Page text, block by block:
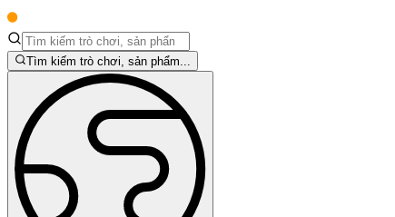
Tìm kiếm trò chơi, sản phẩm...